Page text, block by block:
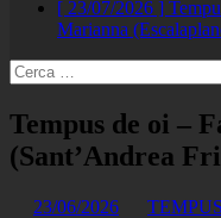
[ 23/07/2026 ]
Marianna
Ricerca
per:
Tempus de oi –
(Sant’Andrea
23/06/2026